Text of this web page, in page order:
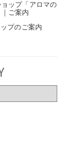
ップ「アロマの
ご案内
プのご案内